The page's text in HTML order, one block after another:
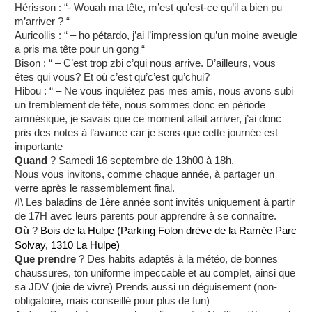
Hérisson : “- Wouah ma tête, m’est qu’est-ce qu’il a bien pu
m’arriver ? “
Auricollis : “ – ho pétardo, j’ai l’impression qu’un moine aveugle
a pris ma tête pour un gong “
Bison : “ – C’est trop zbi c’qui nous arrive. D’ailleurs, vous
êtes qui vous? Et où c’est qu’c’est qu’chui?
Hibou : “ – Ne vous inquiétez pas mes amis, nous avons subi
un tremblement de tête, nous sommes donc en période
amnésique, je savais que ce moment allait arriver, j’ai donc
pris des notes à l’avance car je sens que cette journée est
importante
Quand ? Samedi 16 septembre de 13h00 à 18h.
Nous vous invitons, comme chaque année, à partager un
verre après le rassemblement final.
/!\ Les baladins de 1ère année sont invités uniquement à partir
de 17H avec leurs parents pour apprendre à se connaître.
Où ? Bois de la Hulpe (Parking Folon drève de la Ramée Parc
Solvay, 1310 La Hulpe)
Que prendre ? Des habits adaptés à la météo, de bonnes
chaussures, ton uniforme impeccable et au complet, ainsi que
sa JDV (joie de vivre) Prends aussi un déguisement (non-
obligatoire, mais conseillé pour plus de fun)